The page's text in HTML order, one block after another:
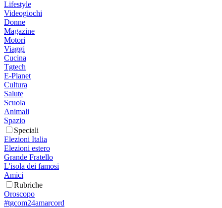
Lifestyle
Videogiochi
Donne
Magazine
Motori
Viaggi
Cucina
Tgtech
E-Planet
Cultura
Salute
Scuola
Animali
Spazio
Speciali
Elezioni Italia
Elezioni estero
Grande Fratello
L'isola dei famosi
Amici
Rubriche
Oroscopo
#tgcom24amarcord